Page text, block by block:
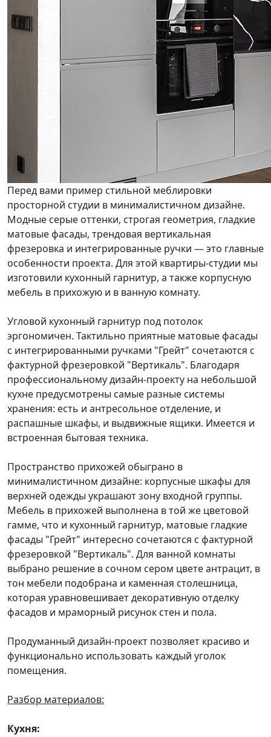
Перед вами пример стильной меблировки
просторной студии в минималистичном дизайне.
Модные серые оттенки, строгая геометрия, гладкие
матовые фасады, трендовая вертикальная
фрезеровка и интегрированные ручки — это главные
особенности проекта. Для этой квартиры-студии мы
изготовили кухонный гарнитур, а также корпусную
мебель в прихожую и в ванную комнату.
Угловой кухонный гарнитур под потолок
эргономичен. Тактильно приятные матовые фасады
с интегрированными ручками "Грейт" сочетаются с
фактурной фрезеровкой "Вертикаль". Благодаря
профессиональному дизайн-проекту на небольшой
кухне предусмотрены самые разные системы
хранения: есть и антресольное отделение, и
распашные шкафы, и выдвижные ящики. Имеется и
встроенная бытовая техника.
Пространство прихожей обыграно в
минималистичном дизайне: корпусные шкафы для
верхней одежды украшают зону входной группы.
Мебель в прихожей выполнена в той же цветовой
гамме, что и кухонный гарнитур, матовые гладкие
фасады "Грейт" интересно сочетаются с фактурной
фрезеровкой "Вертикаль". Для ванной комнаты
выбрано решение в сочном сером цвете антрацит, в
тон мебели подобрана и каменная столешница,
которая уравновешивает декоративную отделку
фасадов и мраморный рисунок стен и пола.
Продуманный дизайн-проект позволяет красиво и
функционально использовать каждый уголок
помещения.
Разбор материалов:
Кухня: